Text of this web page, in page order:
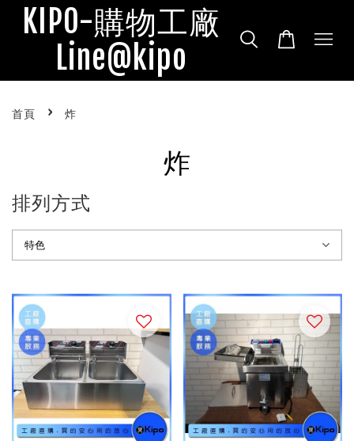
KIPO-購物工廠
Line@kipo
首頁 › 炸
炸
排列方式